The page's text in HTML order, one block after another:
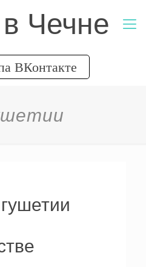
Чечне
ВКонтакте